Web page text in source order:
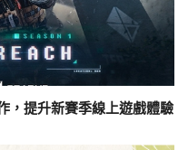
，提升新賽季線上遊戲體驗